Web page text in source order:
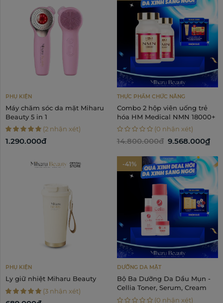
PHỤ KIỆN
Máy chăm sóc da mặt Miharu
Beauty 5 in 1
(2 nhận xét)
1.290.000đ
THỰC PHẨM CHỨC NĂNG
Combo 2 hộp viên uống trẻ
hóa HM Medical NMN 18000+
(0 nhận xét)
14.800.000đ 9.568.000₫
PHỤ KIỆN
Ly giữ nhiệt Miharu Beauty
(3 nhận xét)
-41%
DƯỠNG DA MẶT
Bộ Ba Dưỡng Da Dầu Mụn -
Cellia Toner, Serum, Cream
(0 nhận xét)